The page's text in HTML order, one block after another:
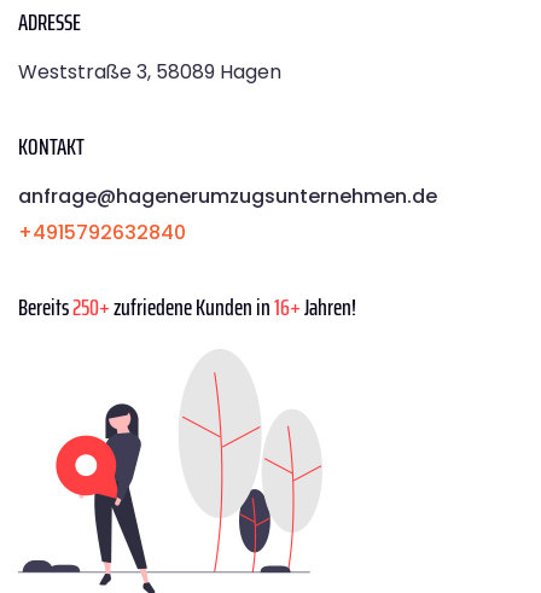
ADRESSE
Weststraße 3, 58089 Hagen
KONTAKT
anfrage@hagenerumzugsunternehmen.de
+4915792632840
Bereits250+zufriedene Kunden in16+Jahren!